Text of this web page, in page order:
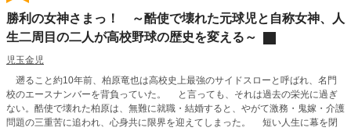
勝利の女神さまっ！ ～酷使で壊れた元球児と自称女神、人
生二周目の二人が高校野球の歴史を変える～
児玉金児
遡ること約10年前、柏原竜也は高校史上最強のサイドスローと呼ばれ、名門
校のエースナンバーを背負っていた。 と言っても、それは過去の栄光に過ぎ
ない。酷使で壊れた柏原は、無難に就職・結婚すると、やがて激務・鬼嫁・介護
問題の三重苦に追われ、心身共に限界を迎えてしまった。 短い人生に幕を閉